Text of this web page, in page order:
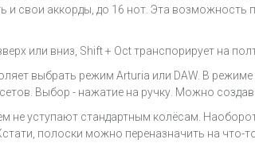
свои аккорды, до 16 нот. Эта возможность
или вниз, Shift + Oct транспорирует на
выбрать режим Arturia или DAW. В
Выбор - нажатие на ручку. Можно
уступают стандартным колёсам.
полоски можно переназначить на что-